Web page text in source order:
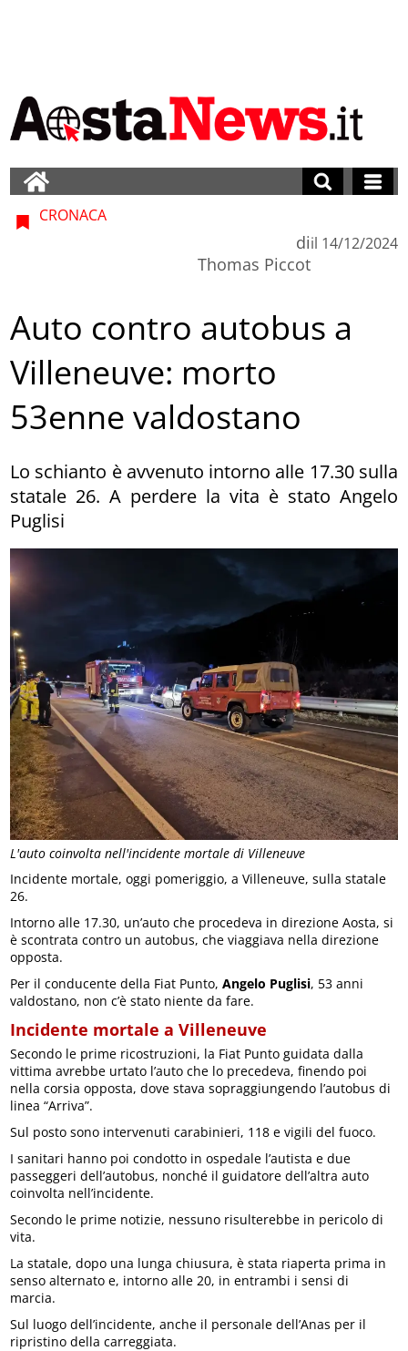
L'auto coinvolta nell'incidente mortale di Villeneuve
CRONACA
di
Thomas Piccot
il 14/12/2024
Auto contro autobus a
Villeneuve: morto
53enne valdostano
Lo schianto è avvenuto intorno alle 17.30 sulla
statale 26. A perdere la vita è stato Angelo
Puglisi
Incidente mortale, oggi pomeriggio, a Villeneuve, sulla statale
26.
Intorno alle 17.30, un’auto che procedeva in direzione Aosta, si
è scontrata contro un autobus, che viaggiava nella direzione
opposta.
Per il conducente della Fiat Punto,Angelo Puglisi, 53 anni
valdostano, non c’è stato niente da fare.
Incidente mortale a Villeneuve
Secondo le prime ricostruzioni, la Fiat Punto guidata dalla
vittima avrebbe urtato l’auto che lo precedeva, finendo poi
nella corsia opposta, dove stava sopraggiungendo l’autobus di
linea “Arriva”.
Sul posto sono intervenuti carabinieri, 118 e vigili del fuoco.
I sanitari hanno poi condotto in ospedale l’autista e due
passeggeri dell’autobus, nonché il guidatore dell’altra auto
coinvolta nell’incidente.
Secondo le prime notizie, nessuno risulterebbe in pericolo di
vita.
La statale, dopo una lunga chiusura, è stata riaperta prima in
senso alternato e, intorno alle 20, in entrambi i sensi di
marcia.
Sul luogo dell’incidente, anche il personale dell’Anas per il
ripristino della carreggiata.